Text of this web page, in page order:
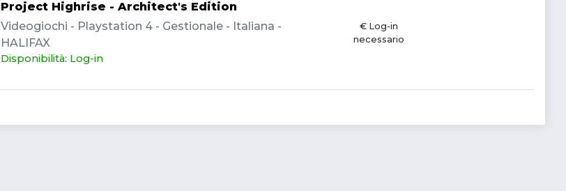
Project Highrise - Architect's Edition
Videogiochi - Playstation 4 - Gestionale - Italiana -
HALIFAX
Disponibilità: Log-in
€ Log-in
necessario